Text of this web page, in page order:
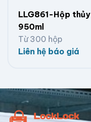
LLG861-Hộp
950ml
Từ 300 hộp
Liên hệ báo giá